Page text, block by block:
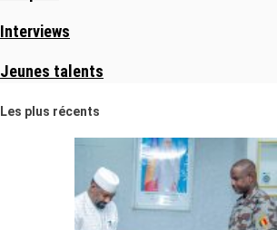
Interviews
Jeunes talents
Les plus récents